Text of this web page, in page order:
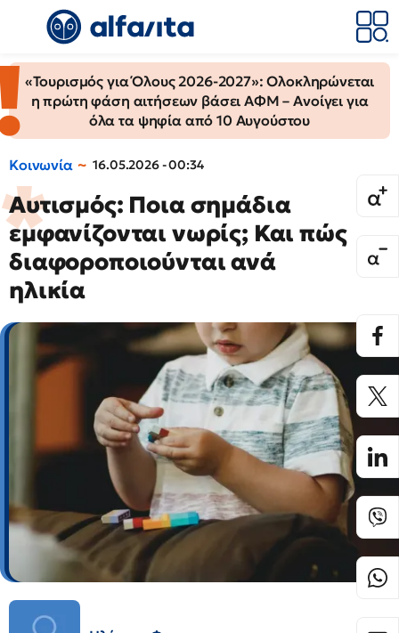
«Τουρισμός για Όλους 2026-2027»: Ολοκληρώνεται
η πρώτη φάση αιτήσεων βάσει ΑΦΜ – Ανοίγει για
όλα τα ψηφία από 10 Αυγούστου
Κοινωνία 16.05.2026 - 00:34
Αυτισμός: Ποια σημάδια
εμφανίζονται νωρίς; Και πώς
διαφοροποιούνται ανά
ηλικία